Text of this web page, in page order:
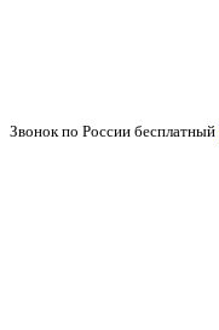
Звонок по России бесплатный